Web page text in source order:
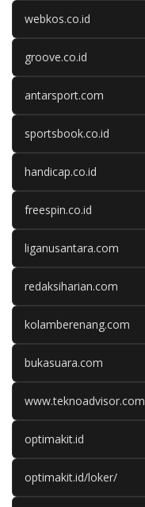
webkos.co.id
groove.co.id
antarsport.com
sportsbook.co.id
handicap.co.id
freespin.co.id
liganusantara.com
redaksiharian.com
kolamberenang.com
bukasuara.com
www.teknoadvisor.com
optimakit.id
optimakit.id/loker/